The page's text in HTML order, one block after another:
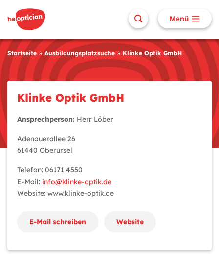
Startseite Ausbildungsplatzsuche Klinke Optik GmbH
Klinke Optik GmbH
Ansprechperson: Herr Löber
Adenauerallee 26
61440 Oberursel
Telefon: 06171 4550
E-Mail: info@klinke-optik.de
Website: www.klinke-optik.de
E-Mail schreiben Website